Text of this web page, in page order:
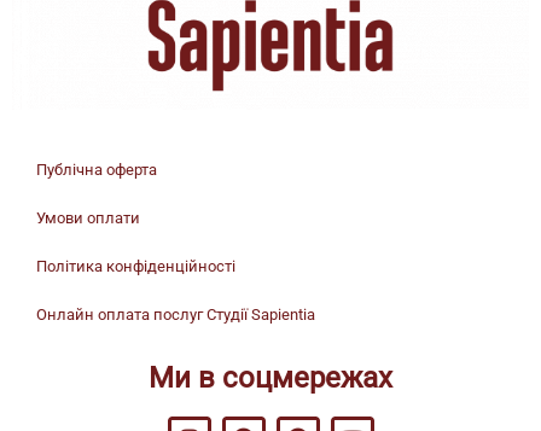
Публічна оферта
Умови оплати
Політика конфіденційності
Онлайн оплата послуг Студії Sapientia
Ми в соцмережах